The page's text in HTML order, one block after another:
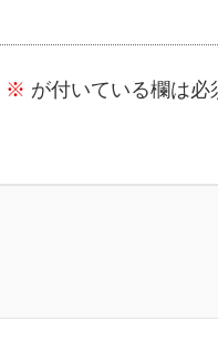
※ が付いている欄は必